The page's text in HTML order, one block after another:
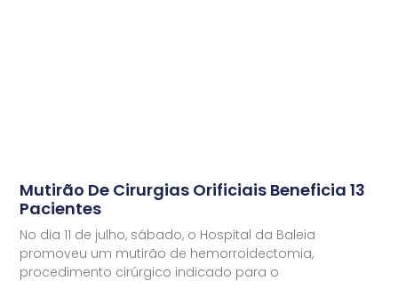
Mutirão De Cirurgias Orificiais Beneficia 13
Pacientes
No dia 11 de julho, sábado, o Hospital da Baleia
promoveu um mutirão de hemorroidectomia,
procedimento cirúrgico indicado para o